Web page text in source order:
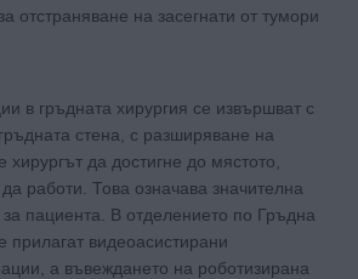
отстраняване на засегнати от тумори
в гръдната хирургия се извършват с
стена, с разширяване на
да достигне до мястото,
работи. Това означава значителна
пациента. В отделението по Гръдна
прилагат видеоасистирани
а въвеждането на роботизирана